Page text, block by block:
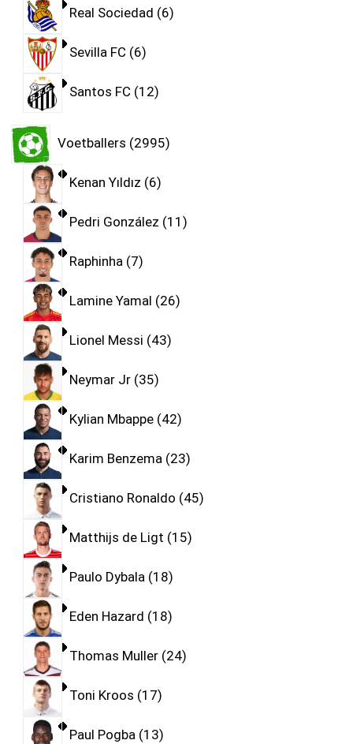
Real Sociedad 6
Sevilla FC 6
Santos FC 12
Voetballers 2995
Kenan Yıldız 6
Pedri González 11
Raphinha 7
Lamine Yamal 26
Lionel Messi 43
Neymar Jr 35
Kylian Mbappe 42
Karim Benzema 23
Cristiano Ronaldo 45
Matthijs de Ligt 15
Paulo Dybala 18
Eden Hazard 18
Thomas Muller 24
Toni Kroos 17
Paul Pogba 13